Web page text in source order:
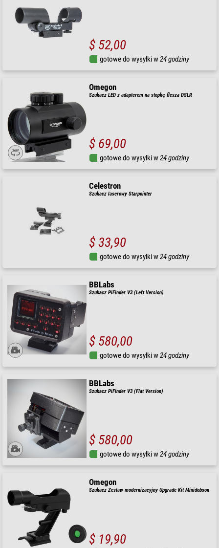
$ 52,00
gotowe do wysyłki w24 godziny
Omegon
Szukacz LED z adapterem na stopkę flesza DSLR
$ 69,00
gotowe do wysyłki w24 godziny
Celestron
Szukacz laserowy Starpointer
$ 33,90
gotowe do wysyłki w24 godziny
BBLabs
Szukacz PiFinder V3 (Left Version)
$ 580,00
gotowe do wysyłki w24 godziny
BBLabs
Szukacz PiFinder V3 (Flat Version)
$ 580,00
gotowe do wysyłki w24 godziny
Omegon
Szukacz Zestaw modernizacyjny Upgrade Kit Minidobson
$ 19,90